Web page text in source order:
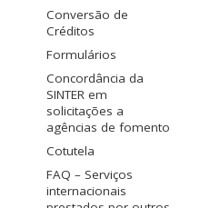
Conversão de
Créditos
Formulários
Concordância da
SINTER em
solicitações a
agências de fomento
Cotutela
FAQ – Serviços
internacionais